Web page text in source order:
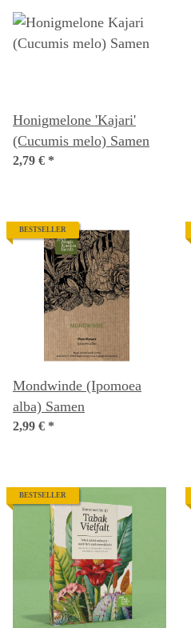
Honigmelone 'Kajari'
(Cucumis melo) Samen
2,79 € *
BESTSELLER
Mondwinde (Ipomoea
alba) Samen
2,99 € *
BESTSELLER